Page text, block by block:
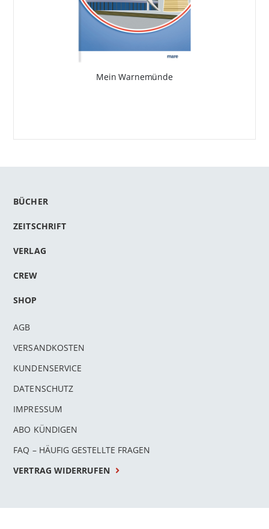
Mein Warnemünde
BÜCHER
ZEITSCHRIFT
VERLAG
CREW
SHOP
AGB
VERSANDKOSTEN
KUNDENSERVICE
DATENSCHUTZ
IMPRESSUM
ABO KÜNDIGEN
FAQ – HÄUFIG GESTELLTE FRAGEN
VERTRAG WIDERRUFEN